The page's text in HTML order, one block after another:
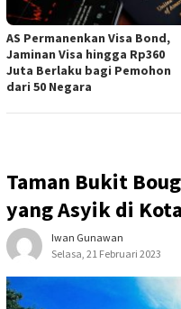
AS Permanenkan Visa Bond,
Jaminan Visa hingga Rp360
Juta Berlaku bagi Pemohon
dari 50 Negara
Taman Bukit
yang Asyik di
Iwan Gunawan
Selasa, 21 Februari 2023